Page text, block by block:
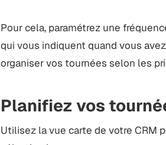
Pour cela, paramétrez une
qui vous indiquent quand vous
organiser vos tournées selon les
Planifiez vos
Utilisez la vue carte de votre CRM